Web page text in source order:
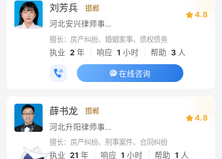
刘芳兵 邯郸
河北安兴律师事务所
4.8
擅长：房产纠纷、婚姻家事、债权债务
执业 2 年 响应 1 小时 帮助 3人
在线咨询
薛书龙 邯郸
河北升阳律师事务所
4.8
擅长：房产纠纷、刑事案件、合同纠纷
执业 21 年 响应 1 小时 帮助 1 人